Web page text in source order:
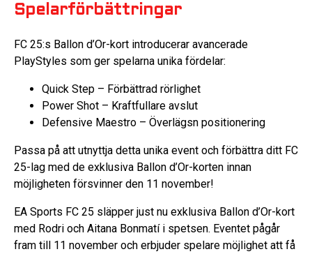
Spelarförbättringar
FC 25:s Ballon d’Or-kort introducerar avancerade
PlayStyles som ger spelarna unika fördelar:
Quick Step – Förbättrad rörlighet
Power Shot – Kraftfullare avslut
Defensive Maestro – Överlägsn positionering
Passa på att utnyttja detta unika event och förbättra ditt FC
25-lag med de exklusiva Ballon d’Or-korten innan
möjligheten försvinner den 11 november!
EA Sports FC 25 släpper just nu exklusiva Ballon d’Or-kort
med Rodri och Aitana Bonmatí i spetsen. Eventet pågår
fram till 11 november och erbjuder spelare möjlighet att få